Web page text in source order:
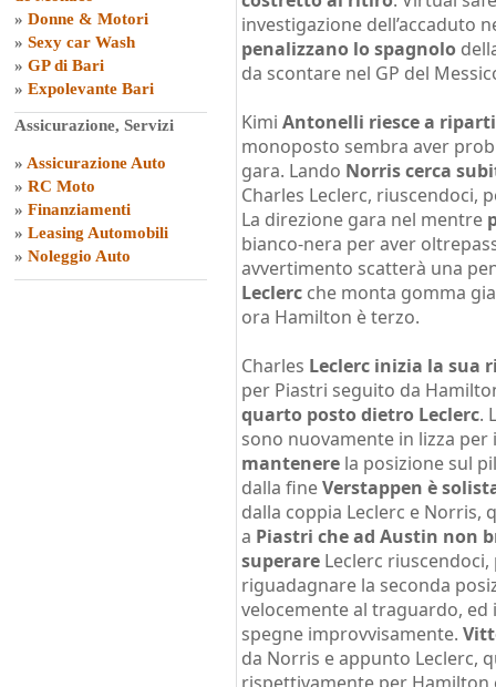
» Donne & Motori
» Sexy car Wash
» GP di Bari
» Expolevante Bari
Assicurazione, Servizi
» Assicurazione Auto
» RC Moto
» Finanziamenti
» Leasing Automobili
» Noleggio Auto
investigazione dell’accaduto
penalizzano lo spagnolo
da scontare nel GP del
Kimi Antonelli riesce a
monoposto sembra aver
gara. Lando Norris cerca
Charles Leclerc, riuscendoci,
La direzione gara nel mentre
bianco-nera per aver
avvertimento scatterà una
Leclerc che monta gomma
ora Hamilton è terzo.
Charles Leclerc inizia la sua
per Piastri seguito da
quarto posto dietro Leclerc.
sono nuovamente in lizza
mantenere la posizione sul
dalla fineVerstappen è
dalla coppia Leclerc e
a Piastri che ad Austin non
superare Leclerc
riguadagnare la seconda
velocemente al traguardo, ed
spegne improvvisamente.
da Norris e appunto Leclerc,